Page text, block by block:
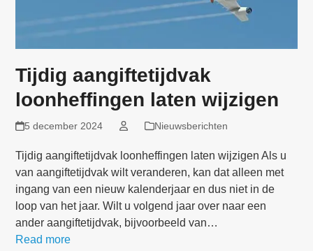
Tijdig aangiftetijdvak
loonheffingen laten wijzigen
5 december 2024 Nieuwsberichten
Tijdig aangiftetijdvak loonheffingen laten wijzigen Als u
van aangiftetijdvak wilt veranderen, kan dat alleen met
ingang van een nieuw kalenderjaar en dus niet in de
loop van het jaar. Wilt u volgend jaar over naar een
ander aangiftetijdvak, bijvoorbeeld van…
Read more